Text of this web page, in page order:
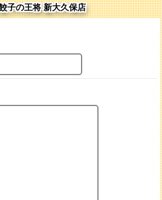
子の王将 新大久保店